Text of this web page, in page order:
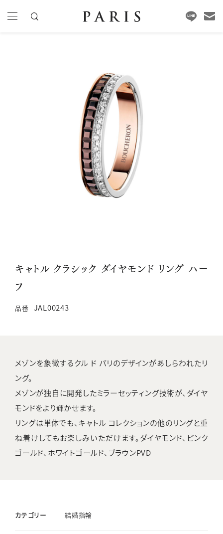
キャトル クラシック ダイヤモンド リング ハー
フ
品番 JAL00243
メゾンを象徴するクル ド パリのデザインがあしらわれたリ
ング。
メゾンが独自に開発したミラーセッティング技術が、ダイヤ
モンドをより輝かせます。
リングは単体でも、キャトル コレクションの他のリングと重
ね着けしてもお楽しみいただけます。ダイヤモンド、ピンク
ゴールド、ホワイトゴールド、ブラウンPVD
カテゴリー 結婚指輪